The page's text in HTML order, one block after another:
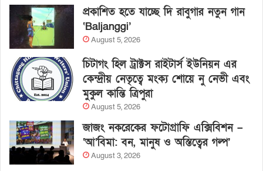
প্রকাশিত হতে যাচ্ছে দি রাবুগার নতুন গান
‘Baljanggi’
August 5, 2026
চিটাগং হিল ট্রাক্টস রাইটার্স ইউনিয়ন এর
কেন্দ্রীয় নেতৃত্বে মংক্য শোয়ে নু নেভী এবং
মুকুল কান্তি ত্রিপুরা
August 5, 2026
জাজং নকরেকের ফটোগ্রাফি এক্সিবিশন –
‘আ’বিমা: বন, মানুষ ও অস্তিত্বের গল্প’
August 3, 2026